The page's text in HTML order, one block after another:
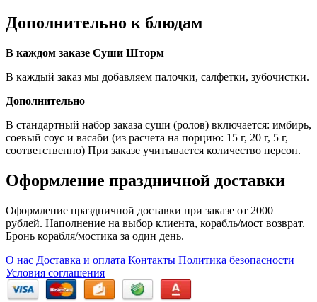
Дополнительно к блюдам
В каждом заказе Суши Шторм
В каждый заказ мы добавляем палочки, салфетки, зубочистки.
Дополнительно
В стандартный набор заказа суши (ролов) включается: имбирь,
соевый соус и васаби (из расчета на порцию: 15 г, 20 г, 5 г,
соответственно) При заказе учитывается количество персон.
Оформление праздничной доставки
Оформление праздничной доставки при заказе от 2000
рублей. Наполнение на выбор клиента, корабль/мост возврат.
Бронь корабля/мостика за один день.
О нас Доставка и оплата Контакты Политика безопасности
Условия соглашения